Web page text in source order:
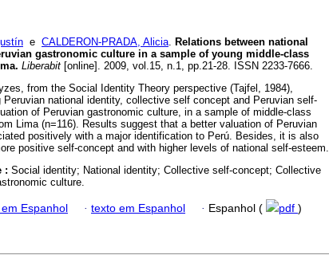
e CALDERON-PRADA, Alicia. Relations between national
gastronomic culture in a sample of young middle-class
. Liberabit [online]. 2009, vol.15, n.1, pp.21-28. ISSN 2233-7666.
from the Social Identity Theory perspective (Tajfel, 1984),
Peruvian national identity, collective self concept and Peruvian self-
of Peruvian gastronomic culture, in a sample of middle-class
Lima (n=116). Results suggest that a better valuation of Peruvian
positively with a major identification to Perú. Besides, it is also
positive self-concept and with higher levels of national self-esteem.
: Social identity; National identity; Collective self-concept; Collective
culture.
Espanhol · texto em Espanhol · Espanhol ( pdf )